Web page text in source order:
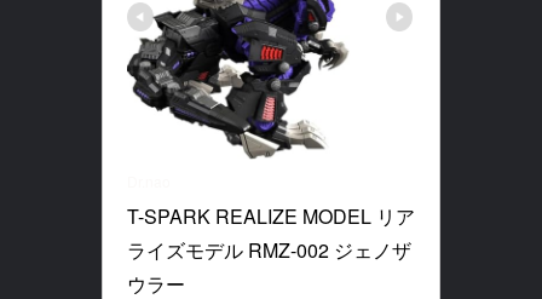
T-SPARK REALIZE MODEL リア
ライズモデル RMZ-002 ジェノザ
ウラー